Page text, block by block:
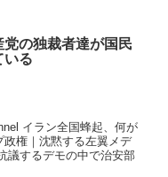
党の独裁者達が国民
いる
イラン全国蜂起、何が
権｜沈黙する左翼メデ
議するデモの中で治安部